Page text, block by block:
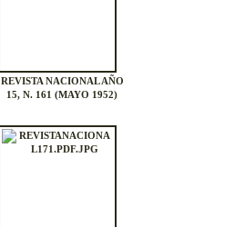
REVISTA NACIONAL AÑO
15, N. 161 (MAYO 1952)